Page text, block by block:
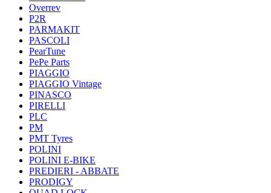
Overrev
P2R
PARMAKIT
PASCOLI
PearTune
PePe Parts
PIAGGIO
PIAGGIO Vintage
PINASCO
PIRELLI
PLC
PM
PMT Tyres
POLINI
POLINI E-BIKE
PREDIERI - ABBATE
PRODIGY